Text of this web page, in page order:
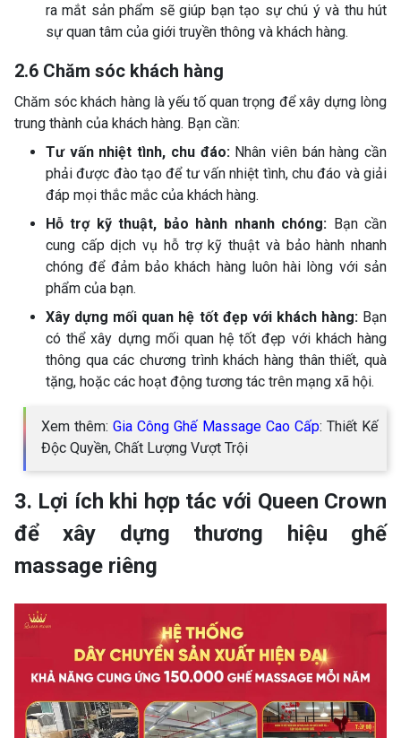
ra mắt sản phẩm sẽ giúp bạn tạo sự chú ý và thu hút
sự quan tâm của giới truyền thông và khách hàng.
2.6 Chăm sóc khách hàng
Chăm sóc khách hàng là yếu tố quan trọng để xây dựng lòng
trung thành của khách hàng. Bạn cần:
Tư vấn nhiệt tình, chu đáo:Nhân viên bán hàng cần
phải được đào tạo để tư vấn nhiệt tình, chu đáo và giải
đáp mọi thắc mắc của khách hàng.
Hỗ trợ kỹ thuật, bảo hành nhanh chóng: Bạn cần
cung cấp dịch vụ hỗ trợ kỹ thuật và bảo hành nhanh
chóng để đảm bảo khách hàng luôn hài lòng với sản
phẩm của bạn.
Xây dựng mối quan hệ tốt đẹp với khách hàng: Bạn
có thể xây dựng mối quan hệ tốt đẹp với khách hàng
thông qua các chương trình khách hàng thân thiết, quà
tặng, hoặc các hoạt động tương tác trên mạng xã hội.
Xem thêm:Gia Công Ghế Massage Cao Cấp: Thiết Kế
Độc Quyền, Chất Lượng Vượt Trội
3. Lợi ích khi hợp tác với Queen Crown
để xây dựng thương hiệu ghế
massage riêng